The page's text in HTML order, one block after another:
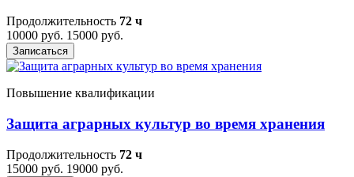
Продолжительность 72 ч
10000 руб. 15000 руб.
Записаться
Повышение квалификации
Защита аграрных культур во время хранения
Продолжительность 72 ч
15000 руб. 19000 руб.